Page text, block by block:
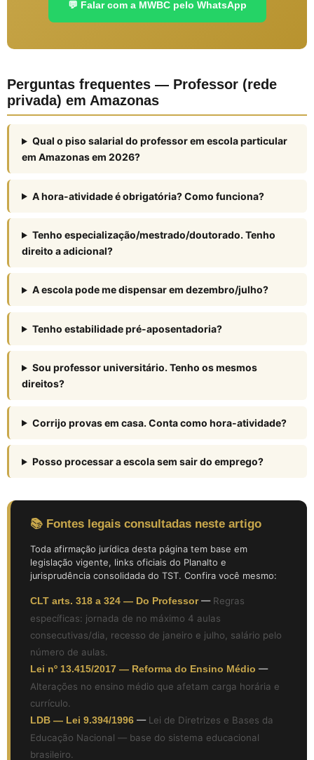
💬 Falar com a MWBC pelo WhatsApp
Perguntas frequentes — Professor (rede
privada) em Amazonas
Qual o piso salarial do professor em escola particular
em Amazonas em 2026?
A hora-atividade é obrigatória? Como funciona?
Tenho especialização/mestrado/doutorado. Tenho
direito a adicional?
A escola pode me dispensar em dezembro/julho?
Tenho estabilidade pré-aposentadoria?
Sou professor universitário. Tenho os mesmos
direitos?
Corrijo provas em casa. Conta como hora-atividade?
Posso processar a escola sem sair do emprego?
📚 Fontes legais consultadas neste artigo
Toda afirmação jurídica desta página tem base em
legislação vigente, links oficiais do Planalto e
jurisprudência consolidada do TST. Confira você mesmo:
CLT arts. 318 a 324 — Do Professor— Regras
específicas: jornada de no máximo 4 aulas
consecutivas/dia, recesso de janeiro e julho, salário pelo
número de aulas.
Lei nº 13.415/2017 — Reforma do Ensino Médio —
Alterações no ensino médio que afetam carga horária e
currículo.
LDB — Lei 9.394/1996 — Lei de Diretrizes e Bases da
Educação Nacional — base do sistema educacional
brasileiro.